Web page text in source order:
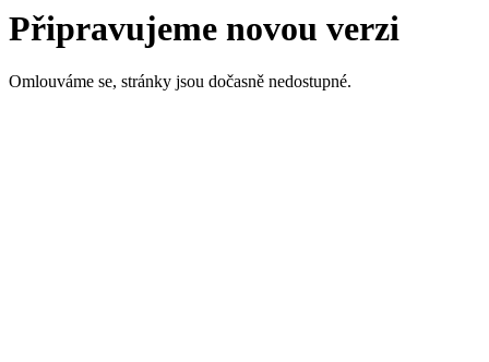
Připravujeme novou verzi
Omlouváme se, stránky jsou dočasně nedostupné.